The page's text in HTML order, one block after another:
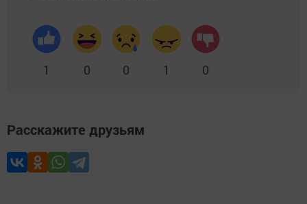
1 0 0 1 0
Расскажите друзьям